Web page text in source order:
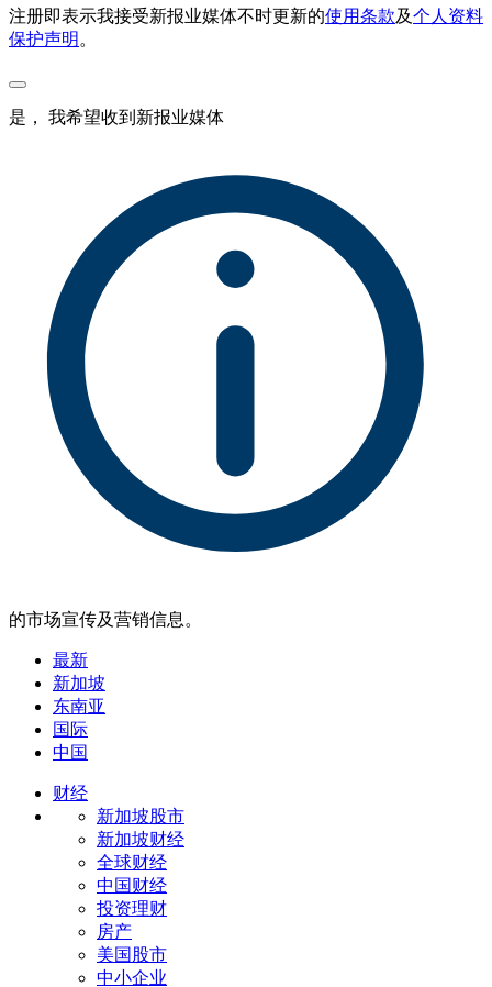
注册即表示我接受新报业媒体不时更新的使用条款及个人资料
保护声明 。
是， 我希望收到新报业媒体
的市场宣传及营销信息。
最新
新加坡
东南亚
国际
中国
财经
新加坡股市
新加坡财经
全球财经
中国财经
投资理财
房产
美国股市
中小企业